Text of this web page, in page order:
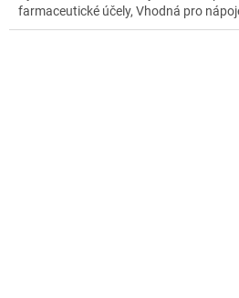
farmaceutické účely, Vhodná pro